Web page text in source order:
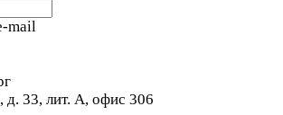
mail
33, лит. А, офис 306